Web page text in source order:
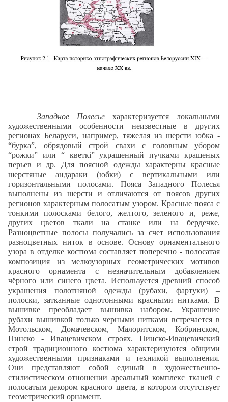
Западное Полесьехарактеризуется локальными
художественными особенности неизвестные в других
регионах Беларуси, например, тяжелая из шерсти юбка -
“бурка”, обрядовый строй свахи с головным убором
“рожки” или “ кветкі” украшенный пучками крашеных
перьев и др. Для поясной одежды характерны красные
шерстяные андараки (юбки) с вертикальными или
горизонтальными полосами. Пояса Западного Полесья
выполнены из шерсти и отличаются от поясов других
регионов характерным полосатым узором. Красные пояса с
тонкими полосками белого, желтого, зеленого и, реже,
других цветов ткали на станке или на бердечке.
Разноцветные полосы получались за счет использования
разноцветных ниток в основе. Основу орнаментального
узора в отделке костюма составляет поперечно - полосатая
композиция из мелкоузорных геометрических мотивов
красного орнамента с незначительным добавлением
чёрного или синего цвета. Используется древний способ
украшения полотняной одежды (рубахи, фартуки) –
полоски, затканные однотонными красными нитками. В
вышивке преобладает вышивка набором. Украшение
рубахи вышивкой только черными нитками встречается в
Мотольском, Домачевском, Малоритском, Кобринском,
Пинско - Ивацевичском строях. Пинско-Ивацевичский
строй традиционного костюма характеризуются общими
художественными признаками и техникой выполнения.
Они представляют собой единый в художественно-
стилистическом отношении ареальный комплекс тканей с
полосатым декором красного цвета, в котором отсутствует
геометрический орнамент.